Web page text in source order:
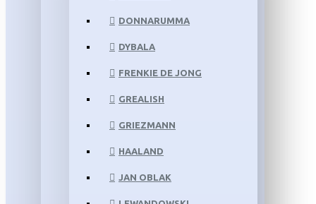
DONNARUMMA
DYBALA
FRENKIE DE JONG
GREALISH
GRIEZMANN
HAALAND
JAN OBLAK